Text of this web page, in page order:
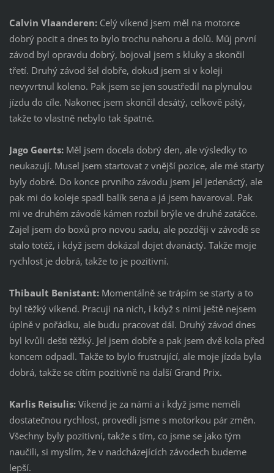
Calvin Vlaanderen: Celý víkend jsem měl na motorce
dobrý pocit a dnes to bylo trochu nahoru a dolů. Můj první
závod byl opravdu dobrý, bojoval jsem s kluky a skončil
třetí. Druhý závod šel dobře, dokud jsem si v koleji
nevyvrtnul koleno. Pak jsem se jen soustředil na plynulou
jízdu do cíle. Nakonec jsem skončil desátý, celkově pátý,
takže to vlastně nebylo tak špatné.
Jago Geerts: Měl jsem docela dobrý den, ale výsledky to
neukazují. Musel jsem startovat z vnější pozice, ale mé starty
byly dobré. Do konce prvního závodu jsem jel jedenáctý, ale
pak mi do koleje spadl balík sena a já jsem havaroval. Pak
mi ve druhém závodě kámen rozbil brýle ve druhé zatáčce.
Zajel jsem do boxů pro novou sadu, ale později v závodě se
stalo totéž, i když jsem dokázal dojet dvanáctý. Takže moje
rychlost je dobrá, takže to je pozitivní.
Thibault Benistant:Momentálně se trápím se starty a to
byl těžký víkend. Pracuji na nich, i když s nimi ještě nejsem
úplně v pořádku, ale budu pracovat dál. Druhý závod dnes
byl kvůli dešti těžký. Jel jsem dobře a pak jsem dvě kola před
koncem odpadl. Takže to bylo frustrující, ale moje jízda byla
dobrá, takže se cítím pozitivně na další Grand Prix.
Karlis Reisulis:Víkend je za námi a i když jsme neměli
dostatečnou rychlost, provedli jsme s motorkou pár změn.
Všechny byly pozitivní, takže s tím, co jsme se jako tým
naučili, si myslím, že v nadcházejících závodech budeme
lepší.